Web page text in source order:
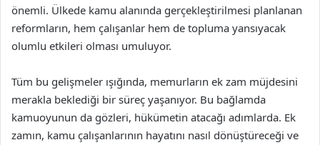
önemli. Ülkede kamu alanında gerçekleştirilmesi planlanan
reformların, hem çalışanlar hem de topluma yansıyacak
olumlu etkileri olması umuluyor.
Tüm bu gelişmeler ışığında, memurların ek zam müjdesini
merakla beklediği bir süreç yaşanıyor. Bu bağlamda
kamuoyunun da gözleri, hükümetin atacağı adımlarda. Ek
zamın, kamu çalışanlarının hayatını nasıl dönüştüreceği ve